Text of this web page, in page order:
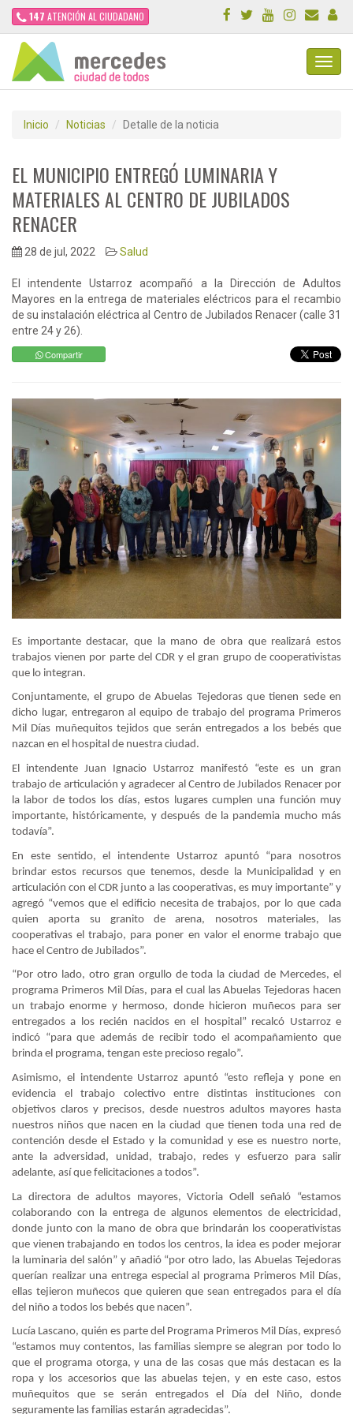
147 ATENCIÓN AL CIUDADANO
Inicio Noticias Detalle de la noticia
EL MUNICIPIO ENTREGÓ LUMINARIA Y
MATERIALES AL CENTRO DE JUBILADOS
RENACER
28 de jul, 2022 Salud
El intendente Ustarroz acompañó a la Dirección de Adultos
Mayores en la entrega de materiales eléctricos para el recambio
de su instalación eléctrica al Centro de Jubilados Renacer (calle 31
entre 24 y 26).
Compartir
Es importante destacar, que la mano de obra que realizará estos
trabajos vienen por parte del CDR y el gran grupo de cooperativistas
que lo integran.
Conjuntamente, el grupo de Abuelas Tejedoras que tienen sede en
dicho lugar, entregaron al equipo de trabajo del programa Primeros
Mil Días muñequitos tejidos que serán entregados a los bebés que
nazcan en el hospital de nuestra ciudad.
El intendente Juan Ignacio Ustarroz manifestó “este es un gran
trabajo de articulación y agradecer al Centro de Jubilados Renacer por
la labor de todos los días, estos lugares cumplen una función muy
importante, históricamente, y después de la pandemia mucho más
todavía”.
En este sentido, el intendente Ustarroz apuntó “para nosotros
brindar estos recursos que tenemos, desde la Municipalidad y en
articulación con el CDR junto a las cooperativas, es muy importante” y
agregó “vemos que el edificio necesita de trabajos, por lo que cada
quien aporta su granito de arena, nosotros materiales, las
cooperativas el trabajo, para poner en valor el enorme trabajo que
hace el Centro de Jubilados”.
“Por otro lado, otro gran orgullo de toda la ciudad de Mercedes, el
programa Primeros Mil Días, para el cual las Abuelas Tejedoras hacen
un trabajo enorme y hermoso, donde hicieron muñecos para ser
entregados a los recién nacidos en el hospital” recalcó Ustarroz e
indicó “para que además de recibir todo el acompañamiento que
brinda el programa, tengan este precioso regalo”.
Asimismo, el intendente Ustarroz apuntó “esto refleja y pone en
evidencia el trabajo colectivo entre distintas instituciones con
objetivos claros y precisos, desde nuestros adultos mayores hasta
nuestros niños que nacen en la ciudad que tienen toda una red de
contención desde el Estado y la comunidad y ese es nuestro norte,
ante la adversidad, unidad, trabajo, redes y esfuerzo para salir
adelante, así que felicitaciones a todos”.
La directora de adultos mayores, Victoria Odell señaló “estamos
colaborando con la entrega de algunos elementos de electricidad,
donde junto con la mano de obra que brindarán los cooperativistas
que vienen trabajando en todos los centros, la idea es poder mejorar
la luminaria del salón” y añadió “por otro lado, las Abuelas Tejedoras
querían realizar una entrega especial al programa Primeros Mil Días,
ellas tejieron muñecos que quieren que sean entregados para el día
del niño a todos los bebés que nacen”.
Lucía Lascano, quién es parte del Programa Primeros Mil Días, expresó
“estamos muy contentos, las familias siempre se alegran por todo lo
que el programa otorga, y una de las cosas que más destacan es la
ropa y los accesorios que las abuelas tejen, y en este caso, estos
muñequitos que se serán entregados el Día del Niño, donde
seguramente las familias estarán agradecidas”.